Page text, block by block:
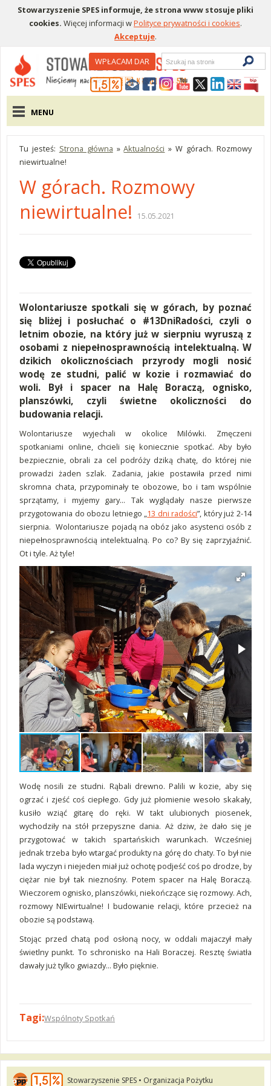
Stowarzyszenie SPES informuje, że strona www stosuje pliki
cookies. Więcej informacji wPolityce prywatności i cookies.
Akceptuje.
Menu pomocniczeWPŁACAM DAR
Wyszukiwarka
Menu główne
MENU
Tu jesteś: Strona główna »Aktualności »W górach. Rozmowy
niewirtualne!
W górach. Rozmowy
niewirtualne!
15.05.2021
Wolontariusze spotkali się w górach, by poznać
się bliżej i posłuchać o #13DniRadości, czyli o
letnim obozie, na który już w sierpniu wyruszą z
osobami z niepełnosprawnością intelektualną. W
dzikich okolicznościach przyrody mogli nosić
wodę ze studni, palić w kozie i rozmawiać do
woli. Był i spacer na Halę Boraczą, ognisko,
planszówki, czyli świetne okoliczności do
budowania relacji.
Wolontariusze wyjechali w okolice Milówki. Zmęczeni
spotkaniami online, chcieli się koniecznie spotkać. Aby było
bezpiecznie, obrali za cel podróży dziką chatę, do której nie
prowadzi żaden szlak. Zadania, jakie postawiła przed nimi
skromna chata, przypominały te obozowe, bo i tam wspólnie
sprzątamy, i myjemy gary… Tak wyglądały nasze pierwsze
przygotowania do obozu letniego „13 dni radości”, który już 2-14
sierpnia. Wolontariusze pojadą na obóz jako asystenci osób z
niepełnosprawnością intelektualną. Po co? By się zaprzyjaźnić.
Ot i tyle. Aż tyle!
Wodę nosili ze studni. Rąbali drewno. Palili w kozie, aby się
ogrzać i zjeść coś ciepłego. Gdy już płomienie wesoło skakały,
kusiło wziąć gitarę do ręki. W takt ulubionych piosenek,
wychodziły na stół przepyszne dania. Aż dziw, że dało się je
przygotować w takich spartańskich warunkach. Wcześniej
jednak trzeba było wtargać produkty na górę do chaty. To był nie
lada wyczyn i niejeden miał już ochotę podjeść coś po drodze, by
ciężar nie był tak nieznośny. Potem spacer na Halę Boraczą.
Wieczorem ognisko, planszówki, niekończące się rozmowy. Ach,
rozmowy NIEwirtualne! I budowanie relacji, które przecież na
obozie są podstawą.
Stojąc przed chatą pod osłoną nocy, w oddali majaczył mały
świetlny punkt. To schronisko na Hali Boraczej. Resztę światła
dawały już tylko gwiazdy… Było pięknie.
Tagi:Wspólnoty Spotkań
Stowarzyszenie SPES • Organizacja Pożytku